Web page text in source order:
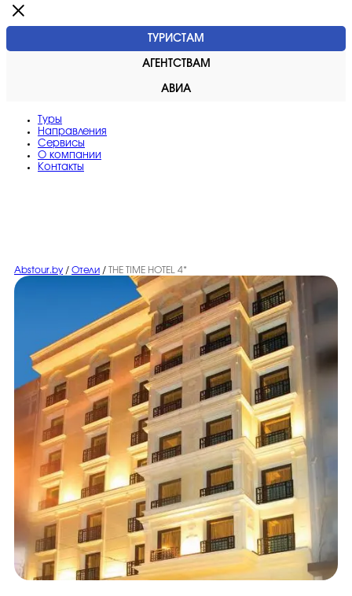
ТУРИСТАМ
АГЕНТСТВАМ
АВИА
Туры
Направления
Сервисы
O компании
Контакты
Abstour.by / Отели / THE TIME HOTEL 4*